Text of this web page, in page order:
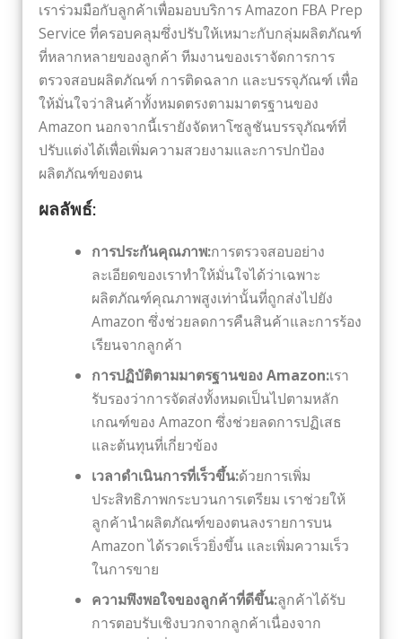
เราร่วมมือกับลูกค้าเพื่อมอบบริการ Amazon FBA Prep
Service ที่ครอบคลุมซึ่งปรับให้เหมาะกับกลุ่มผลิตภัณฑ์
ที่หลากหลายของลูกค้า ทีมงานของเราจัดการการ
ตรวจสอบผลิตภัณฑ์ การติดฉลาก และบรรจุภัณฑ์ เพื่อ
ให้มั่นใจว่าสินค้าทั้งหมดตรงตามมาตรฐานของ
Amazon นอกจากนี้เรายังจัดหาโซลูชันบรรจุภัณฑ์ที่
ปรับแต่งได้เพื่อเพิ่มความสวยงามและการปกป้อง
ผลิตภัณฑ์ของตน
ผลลัพธ์:
การประกันคุณภาพ:การตรวจสอบอย่าง
ละเอียดของเราทำให้มั่นใจได้ว่าเฉพาะ
ผลิตภัณฑ์คุณภาพสูงเท่านั้นที่ถูกส่งไปยัง
Amazon ซึ่งช่วยลดการคืนสินค้าและการร้อง
เรียนจากลูกค้า
การปฏิบัติตามมาตรฐานของ Amazon:เรา
รับรองว่าการจัดส่งทั้งหมดเป็นไปตามหลัก
เกณฑ์ของ Amazon ซึ่งช่วยลดการปฏิเสธ
และต้นทุนที่เกี่ยวข้อง
เวลาดำเนินการที่เร็วขึ้น:ด้วยการเพิ่ม
ประสิทธิภาพกระบวนการเตรียม เราช่วยให้
ลูกค้านำผลิตภัณฑ์ของตนลงรายการบน
Amazon ได้รวดเร็วยิ่งขึ้น และเพิ่มความเร็ว
ในการขาย
ความพึงพอใจของลูกค้าที่ดีขึ้น:ลูกค้าได้รับ
การตอบรับเชิงบวกจากลูกค้าเนื่องจาก